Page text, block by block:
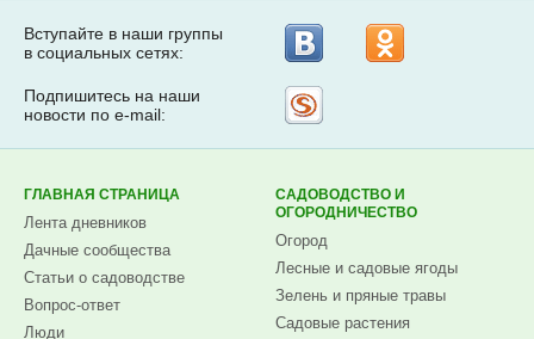
Вступайте в наши группы
в социальных сетях:
Подпишитесь на наши
новости по e-mail:
ГЛАВНАЯ СТРАНИЦА
Лента дневников
Дачные сообщества
Статьи о садоводстве
Вопрос-ответ
Люди
САДОВОДСТВО И
ОГОРОДНИЧЕСТВО
Огород
Лесные и садовые ягоды
Зелень и пряные травы
Садовые растения